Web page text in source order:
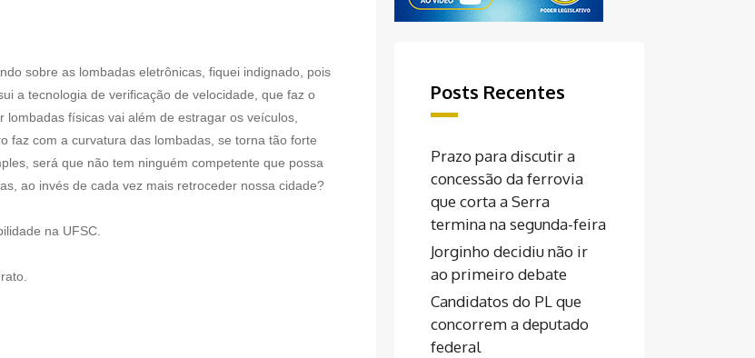
sobre as lombadas eletrônicas, fiquei indignado, pois
a tecnologia de verificação de velocidade, que faz o
físicas vai além de estragar os veículos,
faz com a curvatura das lombadas, se torna tão forte
será que não tem ninguém competente que possa
ao invés de cada vez mais retroceder nossa cidade?
na UFSC.
Posts Recentes
Prazo para discutir a
concessão da ferrovia
que corta a Serra
termina na segunda-feira
Jorginho decidiu não ir
ao primeiro debate
Candidatos do PL que
concorrem a deputado
federal